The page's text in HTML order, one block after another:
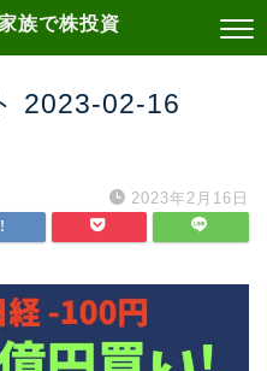
族で株投資
2023-02-16
2023年2月16日